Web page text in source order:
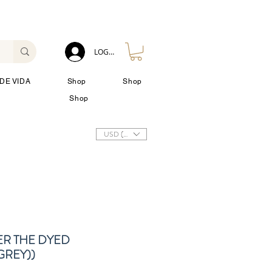
VIDA Shop
Shop
Shop
LOG IN
USD ($)
THE DYED